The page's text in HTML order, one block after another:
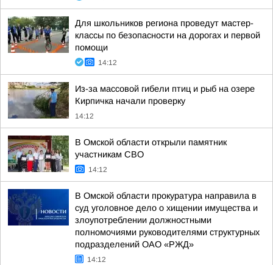
Для школьников региона проведут мастер-
классы по безопасности на дорогах и первой
помощи
14:12
Из-за массовой гибели птиц и рыб на озере
Кирпичка начали проверку
14:12
В Омской области открыли памятник
участникам СВО
14:12
В Омской области прокуратура направила в
суд уголовное дело о хищении имущества и
злоупотреблении должностными
полномочиями руководителями структурных
подразделений ОАО «РЖД»
14:12